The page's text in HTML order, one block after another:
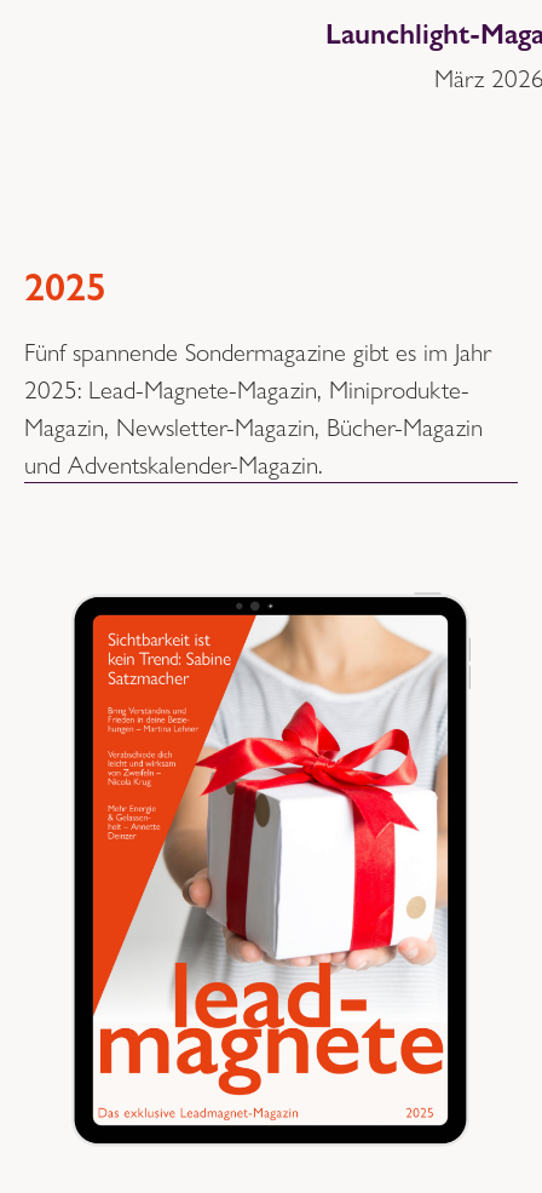
Launchlight-
März
2025
Fünf spannende Sondermagazine gibt es im Jahr
2025: Lead-Magnete-Magazin, Miniprodukte-
Magazin, Newsletter-Magazin, Bücher-Magazin
und Adventskalender-Magazin.